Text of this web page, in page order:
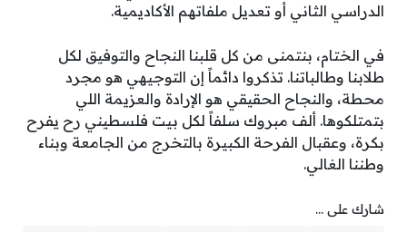
الدراسي الثاني أو تعديل ملفاتهم الأكاديمية.
في الختام، بنتمنى من كل قلبنا النجاح والتوفيق لكل
طلابنا وطالباتنا. تذكروا دائماً إن التوجيهي هو مجرد
محطة، والنجاح الحقيقي هو الإرادة والعزيمة اللي
بتمتلكوها. ألف مبروك سلفاً لكل بيت فلسطيني رح يفرح
بكرة، وعقبال الفرحة الكبيرة بالتخرج من الجامعة وبناء
وطننا الغالي.
شارك على ...